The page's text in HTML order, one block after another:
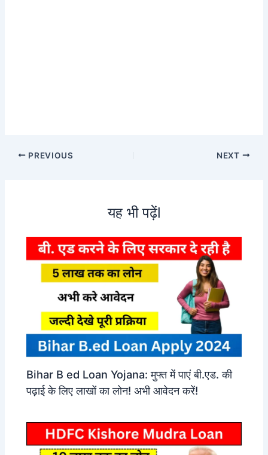
PREVIOUS NEXT
यह भी पढ़ेंl
Bihar B ed Loan Yojana: मुफ्त में पाएं बी.एड. की
पढ़ाई के लिए लाखों का लोन! अभी आवेदन करें!